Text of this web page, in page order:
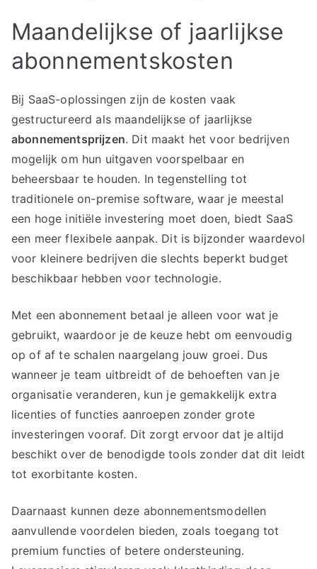
Maandelijkse of jaarlijkse
abonnementskosten
Bij SaaS-oplossingen zijn de kosten vaak
gestructureerd als maandelijkse of jaarlijkse
abonnementsprijzen. Dit maakt het voor bedrijven
mogelijk om hun uitgaven voorspelbaar en
beheersbaar te houden. In tegenstelling tot
traditionele on-premise software, waar je meestal
een hoge initiële investering moet doen, biedt SaaS
een meer flexibele aanpak. Dit is bijzonder waardevol
voor kleinere bedrijven die slechts beperkt budget
beschikbaar hebben voor technologie.
Met een abonnement betaal je alleen voor wat je
gebruikt, waardoor je de keuze hebt om eenvoudig
op of af te schalen naargelang jouw groei. Dus
wanneer je team uitbreidt of de behoeften van je
organisatie veranderen, kun je gemakkelijk extra
licenties of functies aanroepen zonder grote
investeringen vooraf. Dit zorgt ervoor dat je altijd
beschikt over de benodigde tools zonder dat dit leidt
tot exorbitante kosten.
Daarnaast kunnen deze abonnementsmodellen
aanvullende voordelen bieden, zoals toegang tot
premium functies of betere ondersteuning.